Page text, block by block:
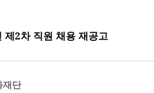
제2차 직원 채용 재공고
재단